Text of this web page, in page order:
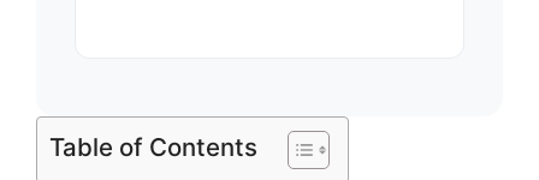
Table of Contents